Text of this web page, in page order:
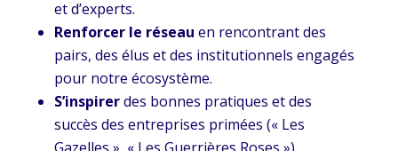
et d’experts.
Renforcer le réseau en rencontrant des
pairs, des élus et des institutionnels engagés
pour notre écosystème.
S’inspirerdes bonnes pratiques et des
succès des entreprises primées (« Les